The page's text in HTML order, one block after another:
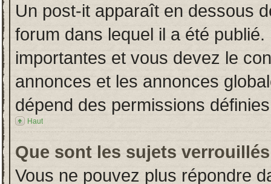
Un post-it apparaît en dessous
forum dans lequel il a été
importantes et vous devez le
annonces et les annonces
dépend des permissions
Haut
Que sont les sujets
Vous ne pouvez plus répondre